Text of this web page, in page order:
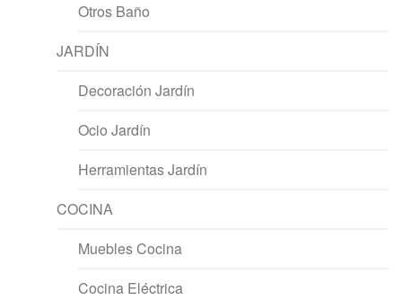
Otros Baño
JARDÍN
Decoración Jardín
Ocio Jardín
Herramientas Jardín
COCINA
Muebles Cocina
Cocina Eléctrica